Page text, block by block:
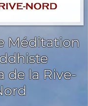
Méditation
de la Rive-